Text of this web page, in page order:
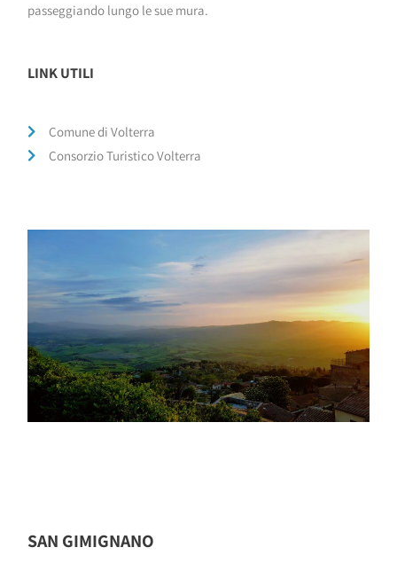
passeggiando lungo le sue mura.
LINK UTILI
Comune di Volterra
Consorzio Turistico Volterra
SAN GIMIGNANO